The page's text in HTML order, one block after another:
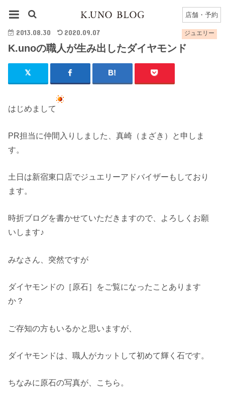
店舗・予約
ジュエリー
2013.08.30 2020.09.07
K.unoの職人が生み出したダイヤモンド
はじめまして
PR担当に仲間入りしました、真崎（まざき）と申しま
す。
土日は新宿東口店でジュエリーアドバイザーもしており
ます。
時折ブログを書かせていただきますので、よろしくお願
いします♪
みなさん、突然ですが
ダイヤモンドの［原石］をご覧になったことあります
か？
ご存知の方もいるかと思いますが、
ダイヤモンドは、職人がカットして初めて輝く石です。
ちなみに原石の写真が、こちら。